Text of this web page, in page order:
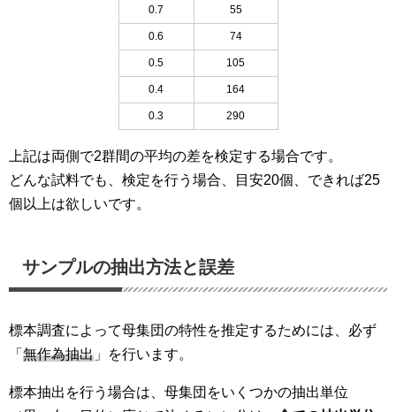
0.7 55
0.6 74
0.5 105
0.4 164
0.3 290
上記は両側で2群間の平均の差を検定する場合です。
どんな試料でも、検定を行う場合、目安20個、できれば25
個以上は欲しいです。
サンプルの抽出方法と誤差
標本調査によって母集団の特性を推定するためには、必ず
「 無作為抽出 」を行います。
標本抽出を行う場合は、母集団をいくつかの抽出単位